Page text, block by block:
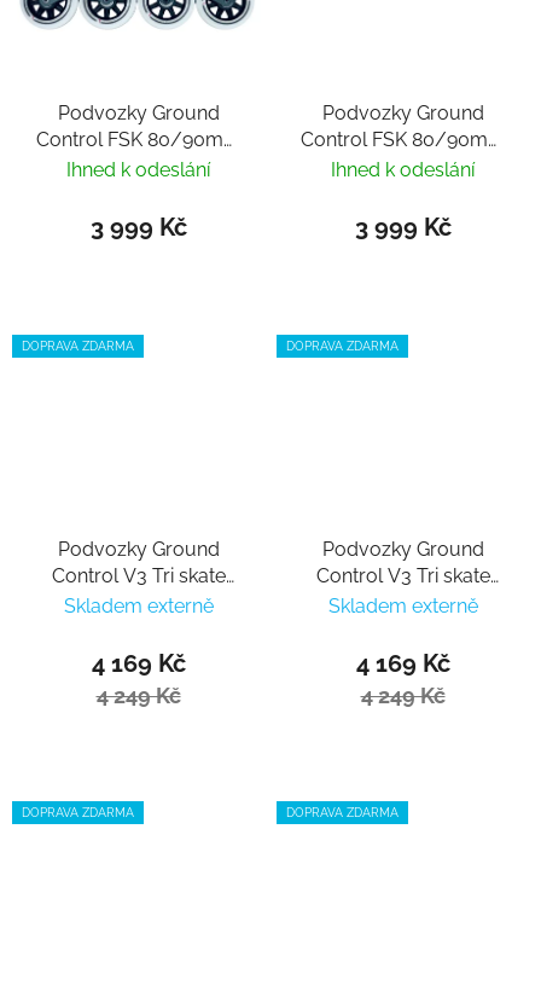
Podvozky Ground
Control FSK 80/90mm
Frame komplet black
Ihned k odeslání
3 999 Kč
Podvozky Ground
Control FSK 80/90mm
Frame komplet oilslick
Ihned k odeslání
3 999 Kč
DOPRAVA ZDARMA
Podvozky Ground
Control V3 Tri skate
frame 3x110mm -
Skladem externě
4 169 Kč
4 249 Kč
DOPRAVA ZDARMA
Podvozky Ground
Control V3 Tri skate
frame 3x110mm - pink
Skladem externě
4 169 Kč
4 249 Kč
DOPRAVA ZDARMA DOPRAVA ZDARMA